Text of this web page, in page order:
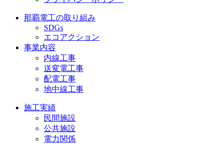
那覇電工の取り組み
SDGs
エコアクション
事業内容
内線工事
送変電工事
配電工事
地中線工事
施工実績
民間施設
公共施設
電力関係